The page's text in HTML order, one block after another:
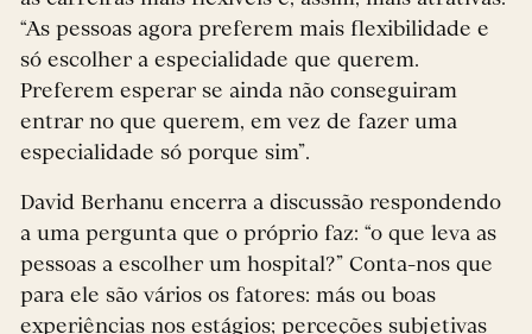
“As pessoas agora preferem mais flexibilidade e
só escolher a especialidade que querem.
Preferem esperar se ainda não conseguiram
entrar no que querem, em vez de fazer uma
especialidade só porque sim”.
David Berhanu encerra a discussão respondendo
a uma pergunta que o próprio faz: “o que leva as
pessoas a escolher um hospital?” Conta-nos que
para ele são vários os fatores: más ou boas
experiências nos estágios; perceções subjetivas